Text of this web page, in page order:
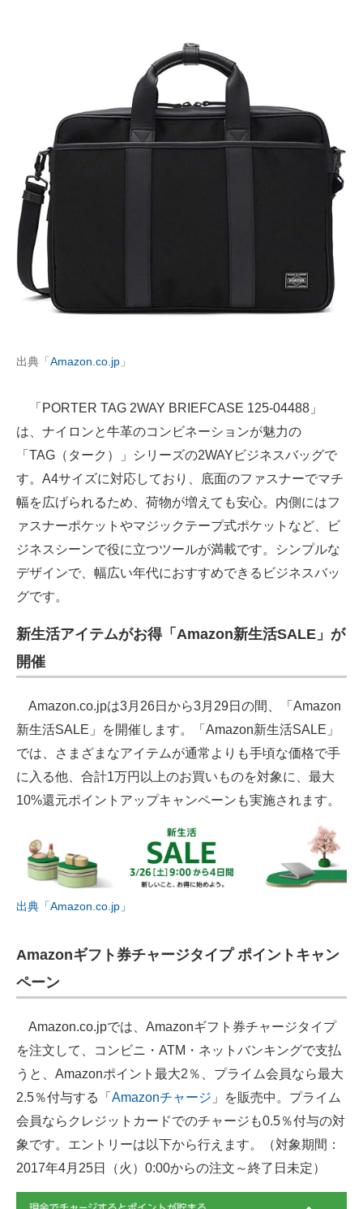
出典「 Amazon.co.jp 」
「PORTER TAG 2WAY BRIEFCASE 125-04488」
は、ナイロンと牛革のコンビネーションが魅力の
「TAG（ターク）」シリーズの2WAYビジネスバッグで
す。A4サイズに対応しており、底面のファスナーでマチ
幅を広げられるため、荷物が増えても安心。内側にはフ
ァスナーポケットやマジックテープ式ポケットなど、ビ
ジネスシーンで役に立つツールが満載です。シンプルな
デザインで、幅広い年代におすすめできるビジネスバッ
グです。
新生活アイテムがお得「Amazon新生活SALE」が
開催
Amazon.co.jpは3月26日から3月29日の間、「Amazon
新生活SALE」を開催します。「Amazon新生活SALE」
では、さまざまなアイテムが通常よりも手頃な価格で手
に入る他、合計1万円以上のお買いものを対象に、最大
10%還元ポイントアップキャンペーンも実施されます。
出典「Amazon.co.jp」
Amazonギフト券チャージタイプ ポイントキャン
ペーン
Amazon.co.jpでは、Amazonギフト券チャージタイプ
を注文して、コンビニ・ATM・ネットバンキングで支払
うと、Amazonポイント最大2％、プライム会員なら最大
2.5％付与する「 Amazonチャージ 」を販売中。プライム
会員ならクレジットカードでのチャージも0.5％付与の対
象です。エントリーは以下から行えます。（対象期間：
2017年4月25日（火）0:00からの注文～終了日未定）